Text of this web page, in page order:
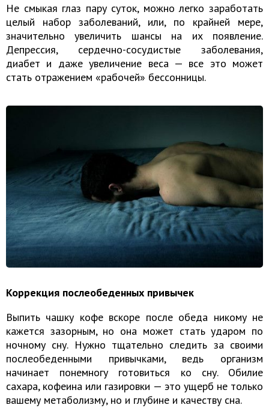
Не смыкая глаз пару суток, можно легко заработать
целый набор заболеваний, или, по крайней мере,
значительно увеличить шансы на их появление.
Депрессия, сердечно-сосудистые заболевания,
диабет и даже увеличение веса — все это может
стать отражением «рабочей» бессонницы.
Коррекция послеобеденных привычек
Выпить чашку кофе вскоре после обеда никому не
кажется зазорным, но она может стать ударом по
ночному сну. Нужно тщательно следить за своими
послеобеденными привычками, ведь организм
начинает понемногу готовиться ко сну. Обилие
сахара, кофеина или газировки — это ущерб не только
вашему метаболизму, но и глубине и качеству сна.